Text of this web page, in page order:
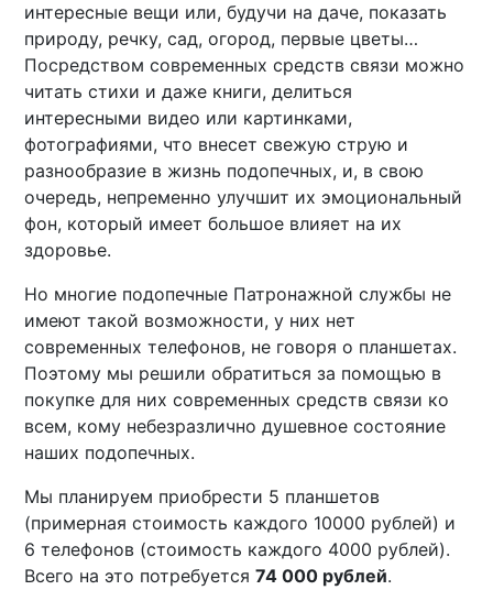
интересные вещи или, будучи на даче, показать
природу, речку, сад, огород, первые цветы…
Посредством современных средств связи можно
читать стихи и даже книги, делиться
интересными видео или картинками,
фотографиями, что внесет свежую струю и
разнообразие в жизнь подопечных, и, в свою
очередь, непременно улучшит их эмоциональный
фон, который имеет большое влияет на их
здоровье.
Но многие подопечные Патронажной службы не
имеют такой возможности, у них нет
современных телефонов, не говоря о планшетах.
Поэтому мы решили обратиться за помощью в
покупке для них современных средств связи ко
всем, кому небезразлично душевное состояние
наших подопечных.
Мы планируем приобрести 5 планшетов
(примерная стоимость каждого 10000 рублей) и
6 телефонов (стоимость каждого 4000 рублей).
Всего на это потребуется74 000 рублей.